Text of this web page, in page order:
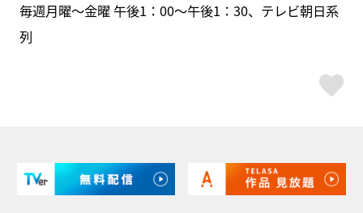
毎週月曜～金曜 午後1：00～午後1：30、テレビ朝日系
列